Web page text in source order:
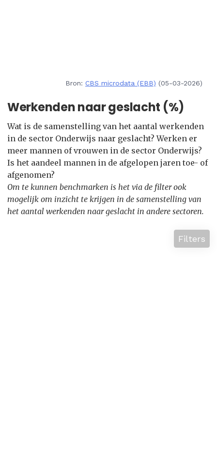
Bron: CBS microdata (EBB) (05-03-2026)
Werkenden naar geslacht (%)
Wat is de samenstelling van het aantal werkenden
in de sector Onderwijs naar geslacht? Werken er
meer mannen of vrouwen in de sector Onderwijs?
Is het aandeel mannen in de afgelopen jaren toe- of
afgenomen?
Om te kunnen benchmarken is het via de filter ook
mogelijk om inzicht te krijgen in de samenstelling van
het aantal werkenden naar geslacht in andere sectoren.
Filters